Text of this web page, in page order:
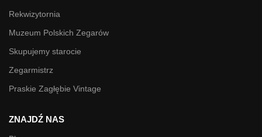
Rekwizytornia
Muzeum Polskich Zegarów
Skupujemy starocie
Zegarmistrz
Praskie Zagłębie Vintage
ZNAJDŹ NAS